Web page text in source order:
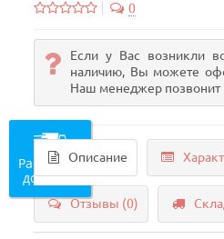
0
Если у Вас возникли
наличию, Вы можете
Наш менеджер позвонит
Описание
Отзывы (0)
Рассчитать
доставку